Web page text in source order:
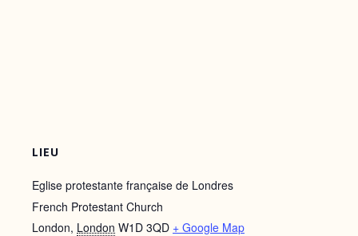
LIEU
Eglise protestante française de Londres
French Protestant Church
London, London W1D 3QD + Google Map